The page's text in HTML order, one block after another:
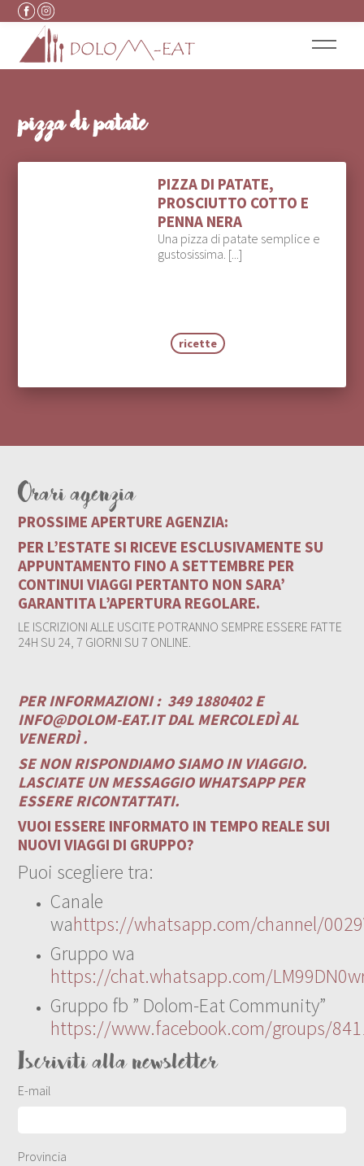
Vai al contenuto
pizza di patate
PIZZA DI PATATE,
PROSCIUTTO COTTO E
PENNA NERA
Una pizza di patate semplice e
gustosissima. [...]
ricette
Orari agenzia
PROSSIME APERTURE AGENZIA:
PER L’ESTATE SI RICEVE ESCLUSIVAMENTE SU
APPUNTAMENTO FINO A SETTEMBRE PER
CONTINUI VIAGGI PERTANTO NON SARA’
GARANTITA L’APERTURA REGOLARE.
LE ISCRIZIONI ALLE USCITE POTRANNO SEMPRE ESSERE FATTE
24H SU 24, 7 GIORNI SU 7 ONLINE.
PER INFORMAZIONI : 349 1880402 E
INFO@DOLOM-EAT.ITDAL MERCOLEDÌ AL
VENERDÌ .
SE NON RISPONDIAMO SIAMO IN VIAGGIO.
LASCIATE UN MESSAGGIO WHATSAPP PER
ESSERE RICONTATTATI.
VUOI ESSERE INFORMATO IN TEMPO REALE SUI
NUOVI VIAGGI DI GRUPPO?
Puoi scegliere tra:
Canale
wahttps://whatsapp.com/channel/
Gruppo wa
https://chat.whatsapp.com/
Gruppo fb ” Dolom-Eat Community”
https://www.facebook.com/groups/
Iscriviti alla newsletter
E-mail
Provincia